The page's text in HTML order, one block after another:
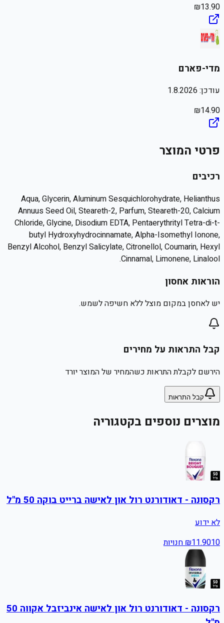
₪13.90
מדי-פארם
עודכן: 1.8.2026
₪14.90
פרטי המוצר
רכיבים
Aqua, Glycerin, Aluminum Sesquichlorohydrate, Helianthus
Annuus Seed Oil, Steareth-2, Parfum, Steareth-20, Calcium
Chloride, Glycine, Disodium EDTA, Pentaerythrityl Tetra-di-t-
butyl Hydroxyhydrocinnamate, Alpha-Isomethyl Ionone,
Benzyl Alcohol, Benzyl Salicylate, Citronellol, Coumarin, Hexyl
Cinnamal, Limonene, Linalool.
הוראות אחסון
יש לאחסן במקום מוצל ללא חשיפה לשמש.
קבל התראות על מחירים
הירשם לקבלת התראות כשהמחיר של המוצר יורד
קבל התראות
מוצרים נוספים בקטגוריה
רקסונה - דאודורנט רול און לאישה ברייט בוקה 50 מ"ל
לא ידוע
₪11.9010 חנויות
רקסונה - דאודורנט רול און לאישה אינביזבל אקווה 50